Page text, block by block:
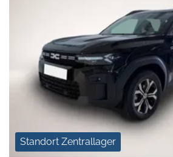
Standort Zentrallager